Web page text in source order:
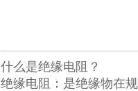
什么是绝缘电阻？
绝缘电阻：是绝缘物在